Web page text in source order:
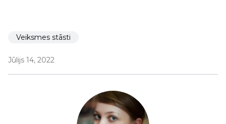
Veiksmes stāsti
Jūlijs 14, 2022